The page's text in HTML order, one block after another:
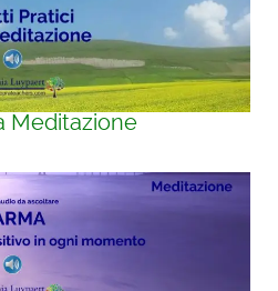
Meditazione